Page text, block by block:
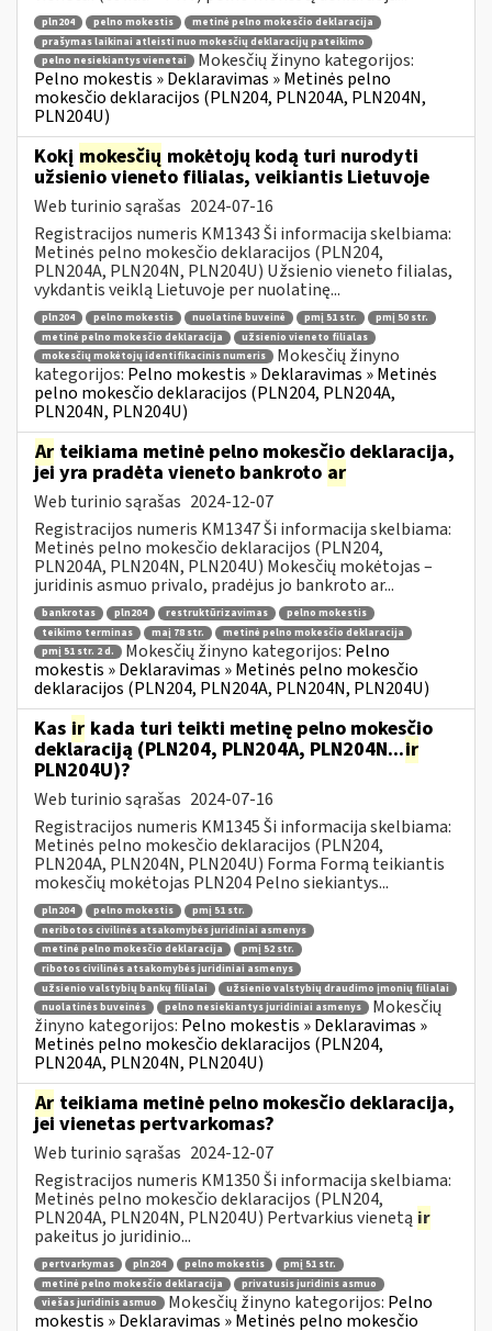
pln204 pelno mokestis
metinė pelno mokesčio deklaracija
prašymas laikinai atleisti nuo mokesčių deklaracijų pateikimo
pelno nesiekiantys vienetai
Mokesčių žinyno kategorijos:
Pelno mokestis » Deklaravimas » Metinės pelno
mokesčio deklaracijos (PLN204, PLN204A, PLN204N,
PLN204U)
Kokį mokesčių mokėtojų kodą turi nurodyti
užsienio vieneto filialas, veikiantis Lietuvoje
Web turinio sąrašas 2024-07-16
Registracijos numeris KM1343 Ši informacija skelbiama:
Metinės pelno mokesčio deklaracijos (PLN204,
PLN204A, PLN204N, PLN204U) Užsienio vieneto filialas,
vykdantis veiklą Lietuvoje per nuolatinę...
pln204 pelno mokestis nuolatinė buveinė pmį 51 str.
pmį 50 str.
metinė pelno mokesčio deklaracija
užsienio vieneto filialas
mokesčių mokėtojų identifikacinis numeris
Mokesčių žinyno
kategorijos: Pelno mokestis » Deklaravimas » Metinės
pelno mokesčio deklaracijos (PLN204, PLN204A,
PLN204N, PLN204U)
Ar teikiama metinė pelno mokesčio deklaracija,
jei yra pradėta vieneto bankroto ar
Web turinio sąrašas 2024-12-07
Registracijos numeris KM1347 Ši informacija skelbiama:
Metinės pelno mokesčio deklaracijos (PLN204,
PLN204A, PLN204N, PLN204U) Mokesčių mokėtojas –
juridinis asmuo privalo, pradėjus jo bankroto ar...
bankrotas pln204 restruktūrizavimas
pelno mokestis
teikimo terminas
maį 78 str.
metinė pelno mokesčio deklaracija
pmį 51 str. 2 d.
Mokesčių žinyno kategorijos: Pelno
mokestis » Deklaravimas » Metinės pelno mokesčio
deklaracijos (PLN204, PLN204A, PLN204N, PLN204U)
Kas ir kada turi teikti metinę pelno mokesčio
deklaraciją (PLN204, PLN204A, PLN204N...ir
PLN204U)?
Web turinio sąrašas 2024-07-16
Registracijos numeris KM1345 Ši informacija skelbiama:
Metinės pelno mokesčio deklaracijos (PLN204,
PLN204A, PLN204N, PLN204U) Forma Formą teikiantis
mokesčių mokėtojas PLN204 Pelno siekiantys...
pln204 pelno mokestis
pmį 51 str.
neribotos civilinės atsakomybės juridiniai asmenys
metinė pelno mokesčio deklaracija
pmį 52 str.
ribotos civilinės atsakomybės juridiniai asmenys
užsienio valstybių bankų filialai
užsienio valstybių draudimo įmonių filialai
nuolatinės buveinės
pelno nesiekiantys juridiniai asmenys
Mokesčių
žinyno kategorijos: Pelno mokestis » Deklaravimas »
Metinės pelno mokesčio deklaracijos (PLN204,
PLN204A, PLN204N, PLN204U)
Ar teikiama metinė pelno mokesčio deklaracija,
jei vienetas pertvarkomas?
Web turinio sąrašas 2024-12-07
Registracijos numeris KM1350 Ši informacija skelbiama:
Metinės pelno mokesčio deklaracijos (PLN204,
PLN204A, PLN204N, PLN204U) Pertvarkius vienetą ir
pakeitus jo juridinio...
pertvarkymas pln204 pelno mokestis
pmį 51 str.
metinė pelno mokesčio deklaracija
privatusis juridinis asmuo
viešas juridinis asmuo
Mokesčių žinyno kategorijos: Pelno
mokestis » Deklaravimas » Metinės pelno mokesčio